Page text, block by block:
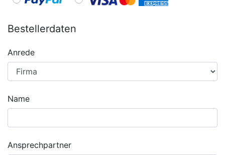
Bestellerdaten
Anrede
Name
Ansprechpartner